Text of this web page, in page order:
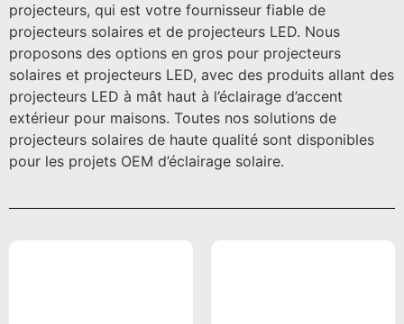
projecteurs, qui est votre fournisseur fiable de
projecteurs solaires et de projecteurs LED. Nous
proposons des options en gros pour projecteurs
solaires et projecteurs LED, avec des produits allant des
projecteurs LED à mât haut à l’éclairage d’accent
extérieur pour maisons. Toutes nos solutions de
projecteurs solaires de haute qualité sont disponibles
pour les projets OEM d’éclairage solaire.